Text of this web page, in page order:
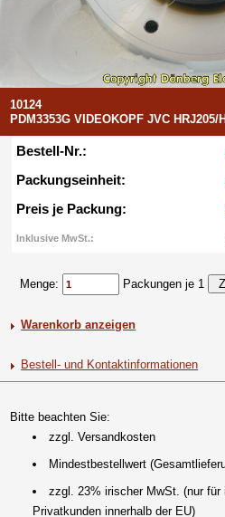
10124
PDM3353G VIDEOKOPF JVC HRJ205/
Bestell-Nr.:
Packungseinheit:
Preis je Packung:
Inklusive MwSt.:
Menge: Packungen je 1
Warenkorb anzeigen
Bestell- und Kontaktinformationen
Bitte beachten Sie:
zzgl. Versandkosten
Mindestbestellwert
zzgl. 23% irischer MwSt. (nur für
Privatkunden innerhalb der EU)